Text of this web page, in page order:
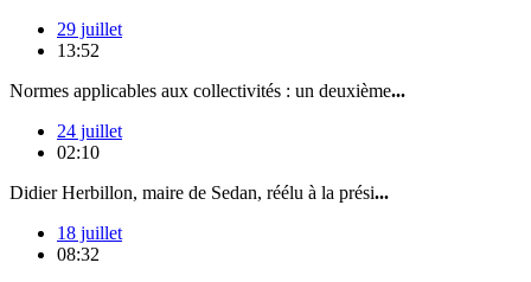
29 juillet
13:52
Normes applicables aux collectivités : un deuxième...
24 juillet
02:10
Didier Herbillon, maire de Sedan, réélu à la prési...
18 juillet
08:32